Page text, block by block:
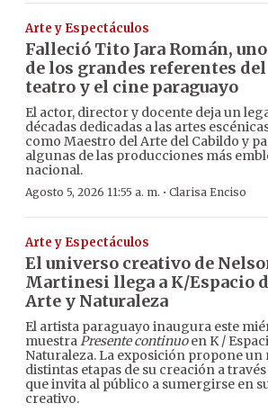
Arte y Espectáculos
Falleció Tito Jara Román, uno
de los grandes referentes del
teatro y el cine paraguayo
El actor, director y docente deja un
décadas dedicadas a las artes
como Maestro del Arte del Cabildo y
algunas de las producciones más
nacional.
Agosto 5, 2026 11:55 a. m. · Clarisa Enciso
Arte y Espectáculos
El universo creativo de
Martinesi llega a K/Espacio
Arte y Naturaleza
El artista paraguayo inaugura este
muestraPresente continuoen K /
Naturaleza. La exposición propone
distintas etapas de su creación a
que invita al público a sumergirse en
creativo.